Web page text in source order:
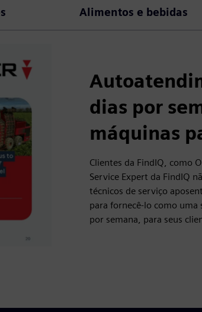
Alimentos e bebidas
dias por
máquinas
Clientes da FindIQ, como
Service Expert da FindIQ
técnicos de serviço
para fornecê-lo como
por semana, para seus